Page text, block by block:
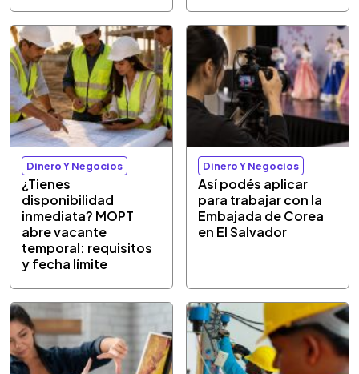
Dinero Y Negocios
¿Tienes
disponibilidad
inmediata? MOPT
abre vacante
temporal: requisitos
y fecha límite
Dinero Y Negocios
Así podés aplicar
para trabajar con la
Embajada de Corea
en El Salvador